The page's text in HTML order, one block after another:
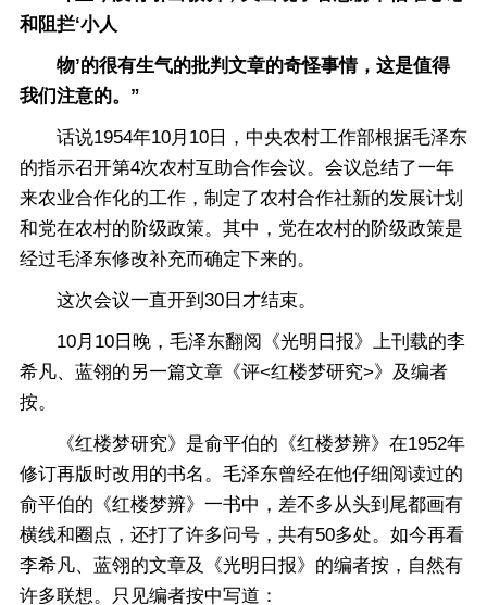
和阻拦‘小人
物’的很有生气的批判文章的奇怪事情，这是值得
我们注意的。”
话说1954年10月10日，中央农村工作部根据毛泽东
的指示召开第4次农村互助合作会议。会议总结了一年
来农业合作化的工作，制定了农村合作社新的发展计划
和党在农村的阶级政策。其中，党在农村的阶级政策是
经过毛泽东修改补充而确定下来的。
这次会议一直开到30日才结束。
10月10日晚，毛泽东翻阅《光明日报》上刊载的李
希凡、蓝翎的另一篇文章《评<红楼梦研究>》及编者
按。
《红楼梦研究》是俞平伯的《红楼梦辨》在1952年
修订再版时改用的书名。毛泽东曾经在他仔细阅读过的
俞平伯的《红楼梦辨》一书中，差不多从头到尾都画有
横线和圈点，还打了许多问号，共有50多处。如今再看
李希凡、蓝翎的文章及《光明日报》的编者按，自然有
许多联想。只见编者按中写道：